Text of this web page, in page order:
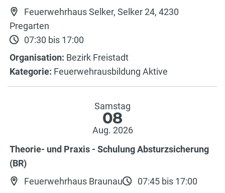
Feuerwehrhaus Selker, Selker 24, 4230
Pregarten
07:30 bis 17:00
Organisation: Bezirk Freistadt
Kategorie: Feuerwehrausbildung Aktive
Samstag
08
Aug. 2026
Theorie- und Praxis - Schulung Absturzsicherung
(BR)
Feuerwehrhaus Braunau
07:45 bis 17:00